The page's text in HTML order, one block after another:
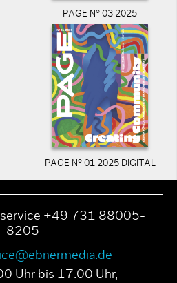
PAGE N° 03 2025
PAGE N° 01 2025 DIGITAL
+49 731 88005-
8205
Uhr bis 17.00 Uhr,